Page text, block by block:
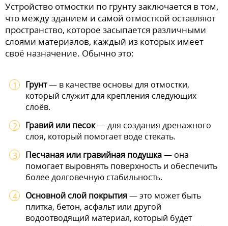
Устройство отмостки по грунту заключается в том,
что между зданием и самой отмосткой оставляют
пространство, которое засыпается различными
слоями материалов, каждый из которых имеет
своё назначение. Обычно это:
Грунт— в качестве основы для отмостки,
который служит для крепления следующих
слоёв.
Гравий или песок— для создания дренажного
слоя, который помогает воде стекать.
Песчаная или гравийная подушка— она
помогает выровнять поверхность и обеспечить
более долговечную стабильность.
Основной слой покрытия— это может быть
плитка, бетон, асфальт или другой
водоотводящий материал, который будет